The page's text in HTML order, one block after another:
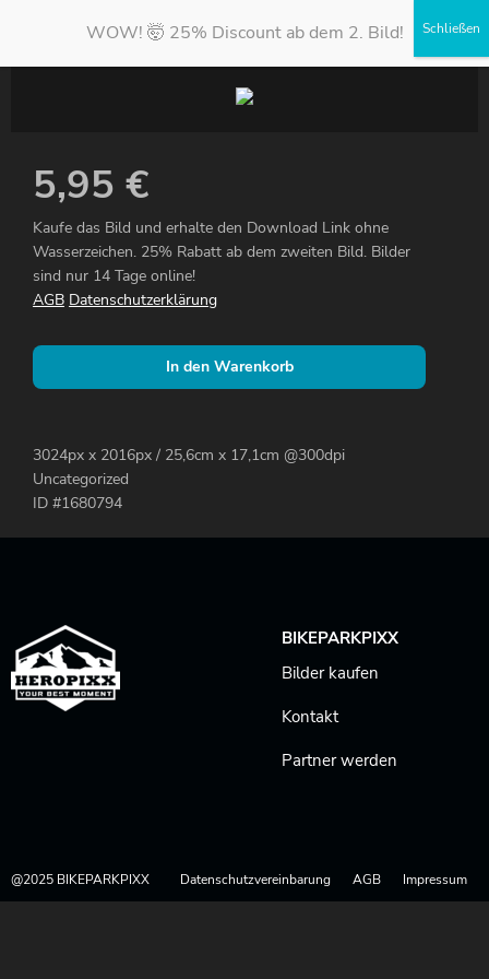
5,95 €
Kaufe das Bild und erhalte den Download Link ohne
Wasserzeichen. 25% Rabatt ab dem zweiten Bild. Bilder
sind nur 14 Tage online!
AGB Datenschutzerklärung
In den Warenkorb
3024px x 2016px / 25,6cm x 17,1cm @300dpi
Uncategorized
ID #1680794
BIKEPARKPIXX
Bilder kaufen
Kontakt
Partner werden
@2025 BIKEPARKPIXX Datenschutzvereinbarung AGB Impressum
WOW! 🤯 25% Discount ab dem 2. Bild!